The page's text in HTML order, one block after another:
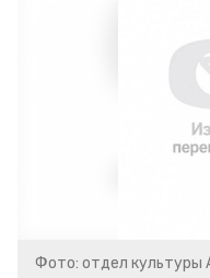
Фото: отдел культуры